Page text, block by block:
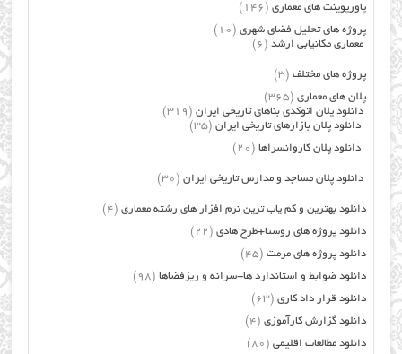
پاورپوینت های معماری (146)
پروژه های تحلیل فضای شهری (10)
معماری مکانیابی ارشد (6)
پروژه های مختلف (3)
پلان های معماری (365)
دانلود پلان اتوکدی بناهای تاریخی ایران (319)
دانلود پلان بازارهای تاریخی ایران (35)
دانلود پلان کاروانسراها (20)
دانلود پلان مساجد و مدارس تاریخی ایران (30)
دانلود بهترین و کم یاب ترین نرم افزار های رشته معماری (4)
دانلود پروژه های روستا+طرح هادی (22)
دانلود پروژه های مرمت (45)
دانلود ضوابط و استاندارد ها-سرانه و ریزفضاها (98)
دانلود قرار داد کاری (63)
دانلود گزارش کارآموزی (4)
دانلود مطالعات اقلیمی (80)